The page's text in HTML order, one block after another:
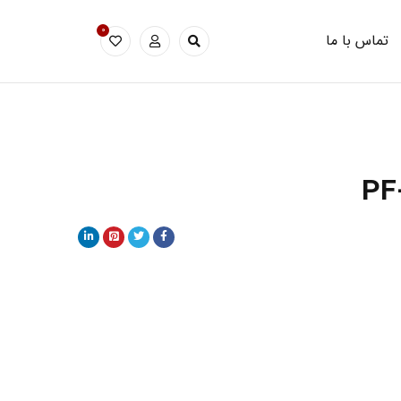
تماس با ما 0